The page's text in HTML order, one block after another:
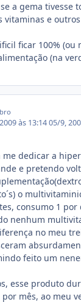
a gema tivesse
vitaminas e
ficar 100% (ou
(na
às 13:1405/9,
me dedicar a
e pretendo
o
consumo 1 por
nenhum
no meu
feito um
esse produto
mês, ao meu